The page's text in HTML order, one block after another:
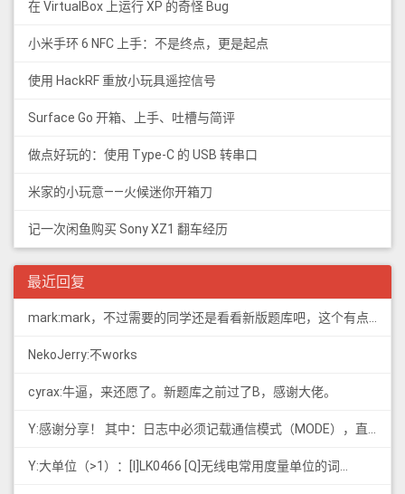
在 VirtualBox 上运行 XP 的奇怪 Bug
小米手环 6 NFC 上手：不是终点，更是起点
使用 HackRF 重放小玩具遥控信号
Surface Go 开箱、上手、吐槽与简评
做点好玩的：使用 Type-C 的 USB 转串口
米家的小玩意——火候迷你开箱刀
记一次闲鱼购买 Sony XZ1 翻车经历
最近回复
mark:mark，不过需要的同学还是看看新版题库吧，这个有点老旧了
NekoJerry:不works
cyrax:牛逼，来还愿了。新题库之前过了B，感谢大佬。
Y:感谢分享！ 其中：日志中必须记载通信模式（MODE），直接选择含...
Y:大单位（>1）：[I]LK0466 [Q]无线电常用度量单位的词...